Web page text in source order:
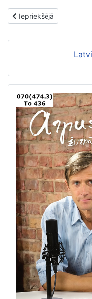
Iepriekšējais raksts:
Iepriekšējā